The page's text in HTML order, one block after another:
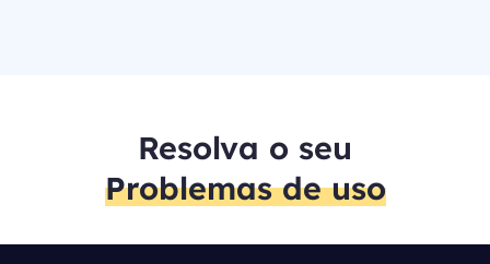
Resolva o seu
Problemas de uso